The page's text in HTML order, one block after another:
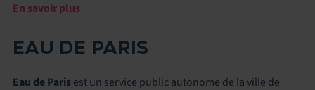
En savoir plus
EAU DE PARIS
Eau de Parisest un service public autonome de la ville de